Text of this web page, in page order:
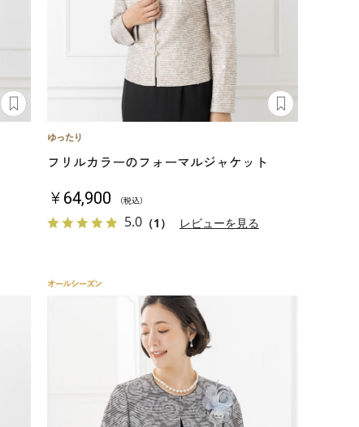
フリルカラーのフォーマルジャケット
￥64,900 （税込）
5.0（1） レビューを見る